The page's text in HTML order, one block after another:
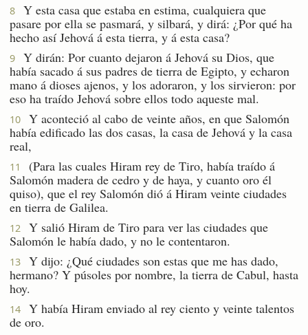
8
Y esta casa que estaba en estima, cualquiera que
pasare por ella se pasmará, y silbará, y dirá: ¿Por qué ha
hecho así Jehová á esta tierra, y á esta casa?
9
Y dirán: Por cuanto dejaron á Jehová su Dios, que
había sacado á sus padres de tierra de Egipto, y echaron
mano á dioses ajenos, y los adoraron, y los sirvieron: por
eso ha traído Jehová sobre ellos todo aqueste mal.
10
Y aconteció al cabo de veinte años, en que Salomón
había edificado las dos casas, la casa de Jehová y la casa
real,
11
(Para las cuales Hiram rey de Tiro, había traído á
Salomón madera de cedro y de haya, y cuanto oro él
quiso), que el rey Salomón dió á Hiram veinte ciudades
en tierra de Galilea.
12
Y salió Hiram de Tiro para ver las ciudades que
Salomón le había dado, y no le contentaron.
13
Y dijo: ¿Qué ciudades son estas que me has dado,
hermano? Y púsoles por nombre, la tierra de Cabul, hasta
hoy.
14
Y había Hiram enviado al rey ciento y veinte talentos
de oro.